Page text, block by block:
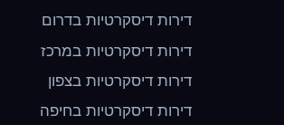
דירות דיסקרטיות בדרום
דירות דיסקרטיות במרכז
דירות דיסקרטיות בצפון
דירות דיסקרטיות בחיפה